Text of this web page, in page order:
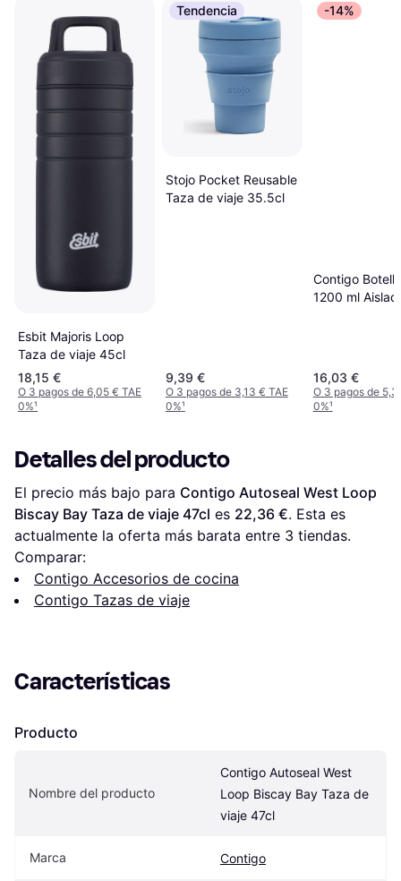
Esbit Majoris Loop
Taza de viaje 45cl
18,15 €
O 3 pagos de 6,05 € TAE
0%¹
Tendencia
Stojo Pocket Reusable
Taza de viaje 35.5cl
9,39 €
O 3 pagos de 3,13 € TAE
0%¹
-14%
Contigo
1200 ml
16,03 €
O 3 pagos de
0%¹
Detalles del producto
El precio más bajo para Contigo Autoseal West Loop
Biscay Bay Taza de viaje 47cl es 22,36 €. Esta es
actualmente la oferta más barata entre 3 tiendas.
Comparar:
Contigo Accesorios de cocina
Contigo Tazas de viaje
Características
Producto
Nombre del producto
Contigo Autoseal West
Loop Biscay Bay Taza de
viaje 47cl
Marca Contigo